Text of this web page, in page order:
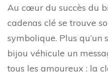
Au cœur du succès du
cadenas clé se trouve
symbolique. Plus qu’un
bijou véhicule un
tous les amoureux : la